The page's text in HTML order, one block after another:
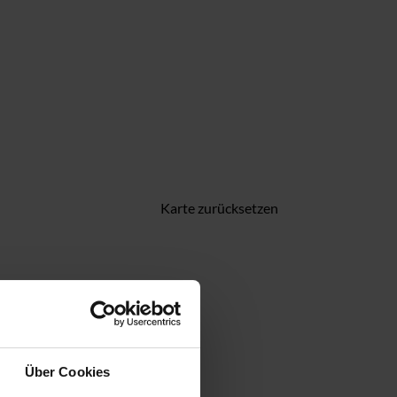
Über Cookies
Karte zurücksetzen